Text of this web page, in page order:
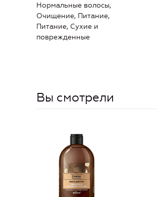
Нормальные волосы,
Очищение, Питание,
Питание, Сухие и
поврежденные
Вы смотрели